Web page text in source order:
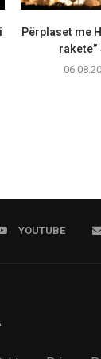
Përplaset me
rakete”
YOUTUBE